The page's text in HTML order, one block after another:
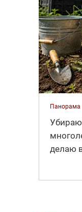
Панорама
Убираю
делаю